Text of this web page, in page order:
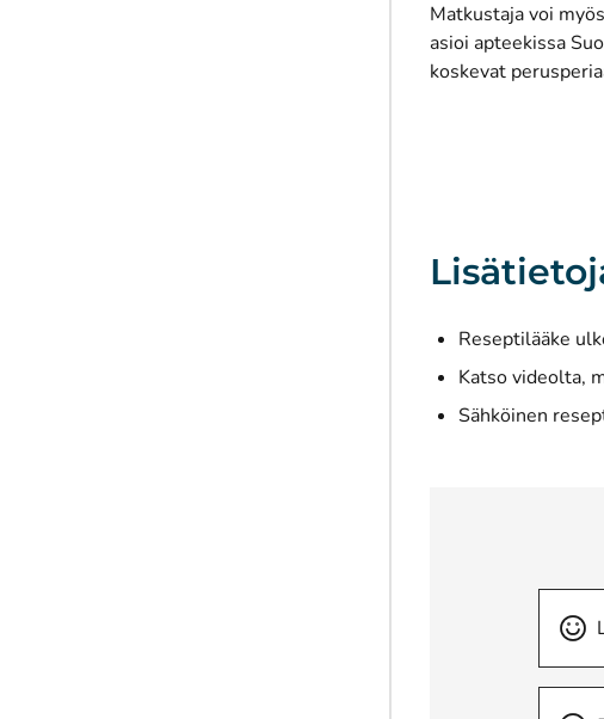
Matkustaja voi
asioi apteekissa
koskevat
Reseptilääke
Katso videolta,
Sähköinen